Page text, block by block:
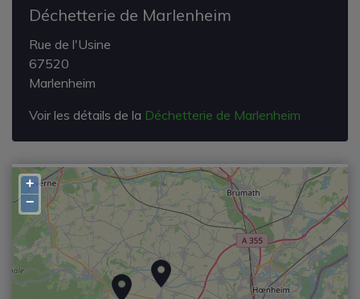
+
−
Déchetterie de Marlenheim
Rue de l'Usine
67520
Marlenheim
Voir les détails de la Déchetterie de Marlenheim